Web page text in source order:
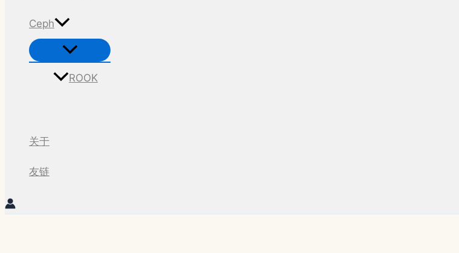
Ceph
菜
换ROOK
关于
友链